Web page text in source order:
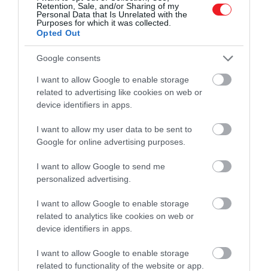
Retention, Sale, and/or Sharing of my
Personal Data that Is Unrelated with the
Purposes for which it was collected.
Opted Out
Google consents
I want to allow Google to enable storage
related to advertising like cookies on web or
device identifiers in apps.
I want to allow my user data to be sent to
Google for online advertising purposes.
I want to allow Google to send me
personalized advertising.
I want to allow Google to enable storage
related to analytics like cookies on web or
device identifiers in apps.
I want to allow Google to enable storage
related to functionality of the website or app.
feladványt. Ha mindezt tudatos figyelemmel
tesszük, a rendrakás nem teher lesz, hanem egyfajta
mentális újrarendezés.
buddhista megközelítés
szerint még az olyan
hétköznapi tevékenységek is, mint a mosogatás,
alkalmasak lehetnek a tudatos jelenlét gyakorlására.
Amikor nem sietünk, nem tereljük el a
figyelmünket, hanem valóban arra koncentrálunk,
amit éppen csinálunk, a legegyszerűbb mozdulatok
is nyugtatóvá válnak.
takarításebben az értelemben kettős hatású.
csökkentve a külső ingerek okozta terhelést,
másrészt közben lelassít, fókuszál, és segít
kiszakadni a folyamatos gondolatáramlásból. Nem
kell rá külön időt szánni, nem igényel speciális
eszközöket – csak egy másfajta hozzáállást.